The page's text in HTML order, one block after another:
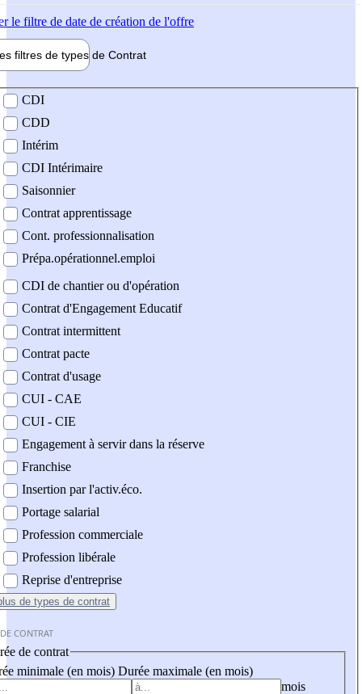
le filtre de date de création de l'offre
filtres de types de Contrat
contrat
CDI
CDD
Intérim
CDI Intérimaire
Saisonnier
Contrat apprentissage
Cont. professionnalisation
Prépa.opérationnel.emploi
CDI de chantier ou d'opération
Contrat d'Engagement Educatif
Contrat intermittent
Contrat pacte
Contrat d'usage
CUI - CAE
CUI - CIE
Engagement à servir dans la réserve
Franchise
Insertion par l'activ.éco.
Portage salarial
Profession commerciale
Profession libérale
Reprise d'entreprise
de types de contrat
CONTRAT
de contrat
minimale (en mois) Durée maximale (en mois)
mois